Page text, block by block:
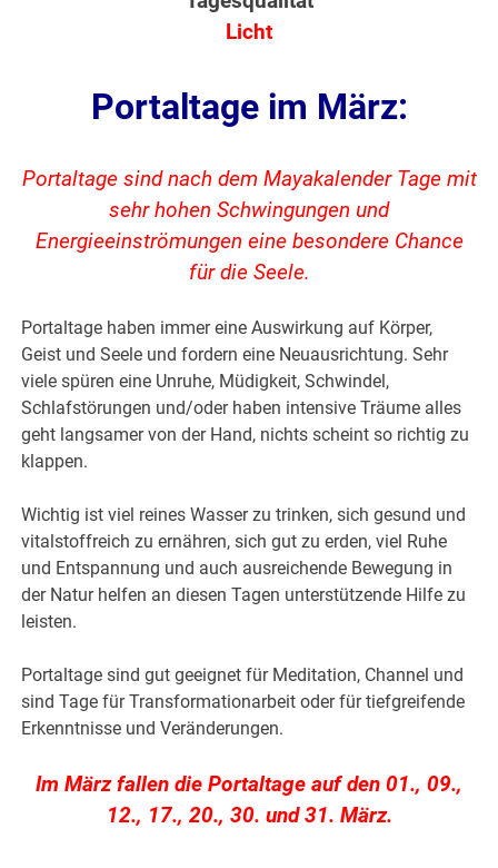
Licht
Portaltage im März:
Portaltage sind nach dem Mayakalender Tage mit
sehr hohen Schwingungen und
Energieeinströmungen eine besondere Chance
für die Seele.
Portaltage haben immer eine Auswirkung auf Körper,
Geist und Seele und fordern eine Neuausrichtung. Sehr
viele spüren eine Unruhe, Müdigkeit, Schwindel,
Schlafstörungen und/oder haben intensive Träume alles
geht langsamer von der Hand, nichts scheint so richtig zu
klappen.
Wichtig ist viel reines Wasser zu trinken, sich gesund und
vitalstoffreich zu ernähren, sich gut zu erden, viel Ruhe
und Entspannung und auch ausreichende Bewegung in
der Natur helfen an diesen Tagen unterstützende Hilfe zu
leisten.
Portaltage sind gut geeignet für Meditation, Channel und
sind Tage für Transformationarbeit oder für tiefgreifende
Erkenntnisse und Veränderungen.
Im März fallen die Portaltage auf den 01., 09.,
12., 17., 20., 30. und 31. März.